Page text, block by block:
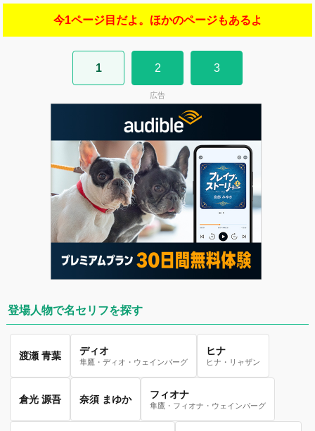
今1ページ目だよ。ほかのページもあるよ
1 2 3
広告
登場人物で名セリフを探す
渡瀬 青葉 ディオ
隼鷹・ディオ・ウェインバーグ
ヒナ
ヒナ・リャザン
倉光 源吾 奈須 まゆか フィオナ
隼鷹・フィオナ・ウェインバーグ